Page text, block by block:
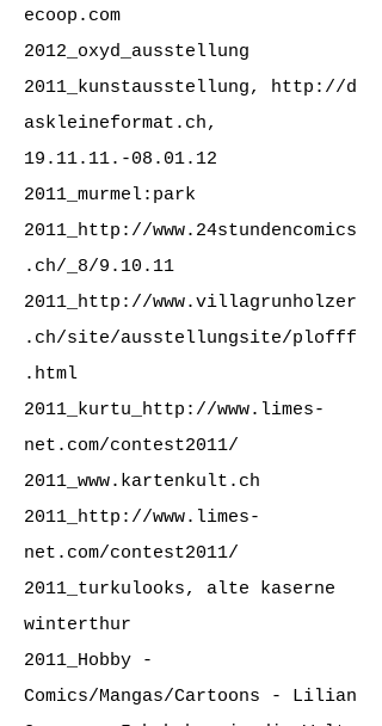
ecoop.com
2012_oxyd_ausstellung
2011_kunstausstellung, http://d
askleineformat.ch,
19.11.11.-08.01.12
2011_murmel:park
2011_ http://www.24stundencomics
.ch/_8/9.10.11
2011_ http://www.villagrunholzer
.ch/site/ausstellungsite/plofff
.html
2011_kurtu_ http://www.limes-
net.com/contest2011/
2011_ www.kartenkult.ch
2011_ http://www.limes-
net.com/contest2011/
2011_turkulooks, alte kaserne
winterthur
2011_Hobby -
Comics/Mangas/Cartoons - Lilian